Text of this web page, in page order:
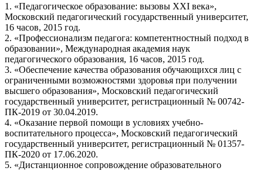
1. «Педагогическое образование: вызовы ХХI века»,
Московский педагогический государственный университет,
16 часов, 2015 год.
2. «Профессионализм педагога: компетентностный подход в
образовании», Международная академия наук
педагогического образования, 16 часов, 2015 год.
3. «Обеспечение качества образования обучающихся лиц с
ограниченными возможностями здоровья при получении
высшего образования», Московский педагогический
государственный университет, регистрационный № 00742-
ПК-2019 от 30.04.2019.
4. «Оказание первой помощи в условиях учебно-
воспитательного процесса», Московский педагогический
государственный университет, регистрационный № 01357-
ПК-2020 от 17.06.2020.
5. «Дистанционное сопровождение образовательного